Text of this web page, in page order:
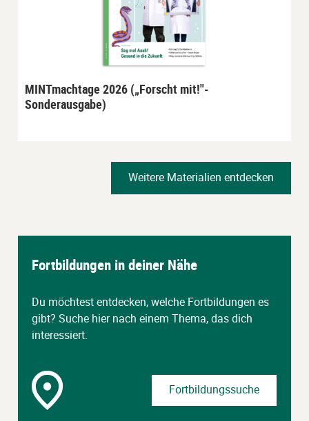
MINTmachtage 2026 („Forscht mit!"-
Sonderausgabe)
Weitere Materialien entdecken
Fortbildungen in deiner Nähe
Du möchtest entdecken, welche Fortbildungen es
gibt? Suche hier nach einem Thema, das dich
interessiert.
Fortbildungssuche